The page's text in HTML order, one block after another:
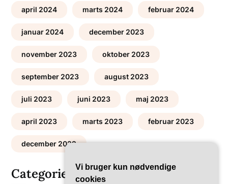
april 2024 marts 2024 februar 2024
januar 2024 december 2023
november 2023 oktober 2023
september 2023 august 2023
juli 2023 juni 2023 maj 2023
april 2023 marts 2023 februar 2023
december 2022
Categories
Vi bruger kun nødvendige
cookies